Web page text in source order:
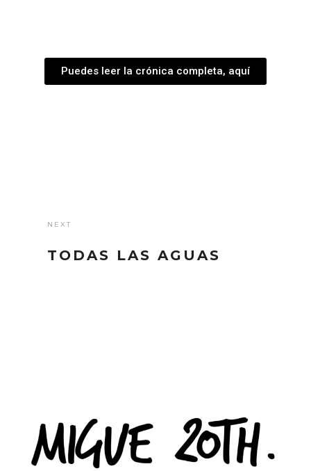
Puedes leer la crónica completa, aquí
NEXT
TODAS LAS AGUAS